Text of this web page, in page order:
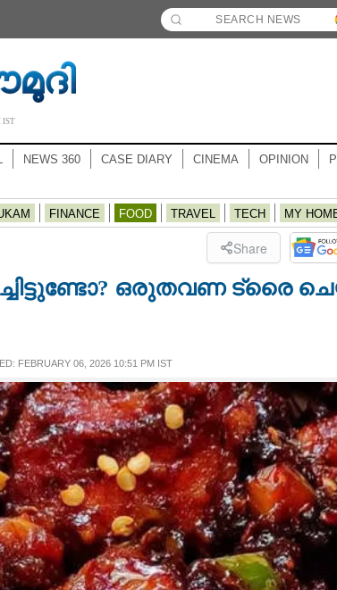
IST
NEWS 360 CASE DIARY CINEMA OPINION
FINANCE FOOD TRAVEL TECH MY
Share
ഒരുതവണ ട്രെെ
FEBRUARY 06, 2026 10:51 PM IST